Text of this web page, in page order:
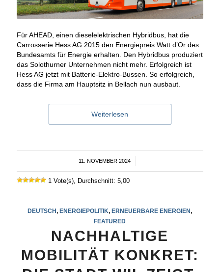
Für AHEAD, einen dieselelektrischen Hybridbus, hat die
Carrosserie Hess AG 2015 den Energiepreis Watt d’Or des
Bundesamts für Energie erhalten. Den Hybridbus produziert
das Solothurner Unternehmen nicht mehr. Erfolgreich ist
Hess AG jetzt mit Batterie-Elektro-Bussen. So erfolgreich,
dass die Firma am Hauptsitz in Bellach nun ausbaut.
Weiterlesen
11. NOVEMBER 2024
/
1 Vote(s), Durchschnitt: 5,00
DEUTSCH,ENERGIEPOLITIK,ERNEUERBARE ENERGIEN,
FEATURED
NACHHALTIGE
MOBILITÄT KONKRET: